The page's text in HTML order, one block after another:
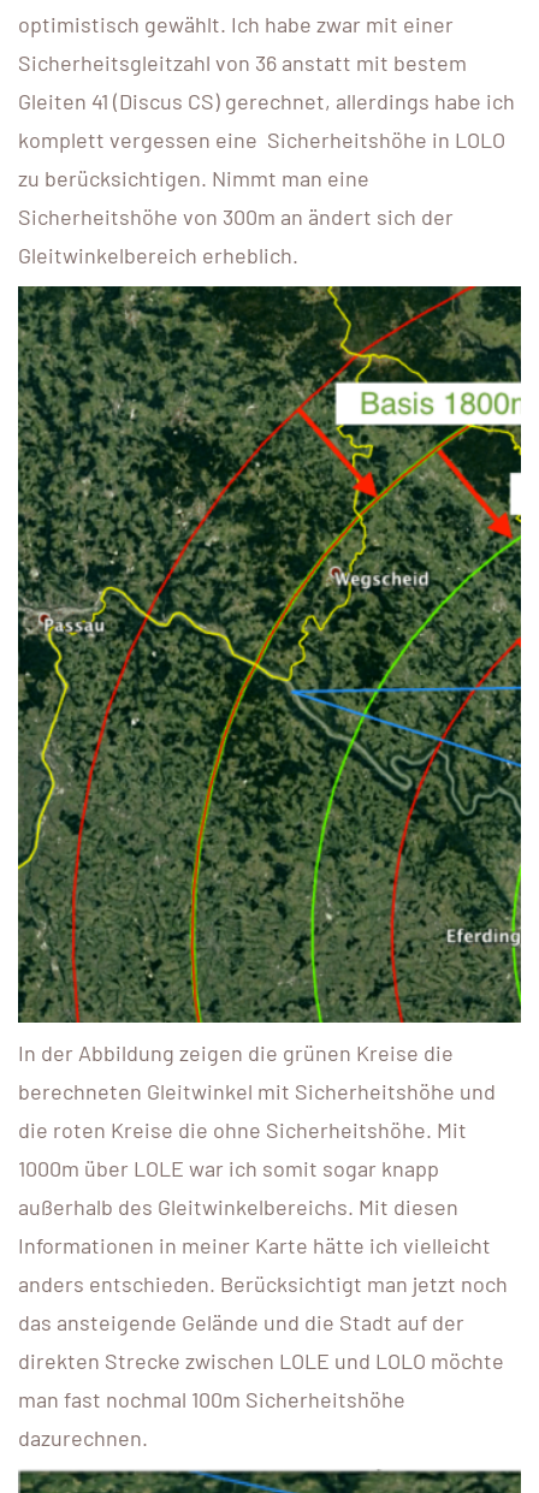
optimistisch gewählt. Ich habe zwar mit einer
Sicherheitsgleitzahl von 36 anstatt mit bestem
Gleiten 41 (Discus CS) gerechnet, allerdings habe ich
komplett vergessen eine Sicherheitshöhe in LOLO
zu berücksichtigen. Nimmt man eine
Sicherheitshöhe von 300m an ändert sich der
Gleitwinkelbereich erheblich.
In der Abbildung zeigen die grünen Kreise die
berechneten Gleitwinkel mit Sicherheitshöhe und
die roten Kreise die ohne Sicherheitshöhe. Mit
1000m über LOLE war ich somit sogar knapp
außerhalb des Gleitwinkelbereichs. Mit diesen
Informationen in meiner Karte hätte ich vielleicht
anders entschieden. Berücksichtigt man jetzt noch
das ansteigende Gelände und die Stadt auf der
direkten Strecke zwischen LOLE und LOLO möchte
man fast nochmal 100m Sicherheitshöhe
dazurechnen.